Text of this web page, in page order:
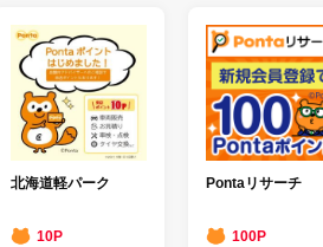
北海道軽パーク
10P
Pontaリサーチ
100P